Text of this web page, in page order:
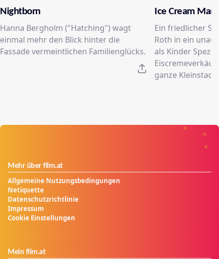
Nightborn
Hanna Bergholm ("Hatching") wagt
einmal mehr den Blick hinter die
Fassade vermeintlichen Familienglücks.
Ice Cream Man
Ein friedlicher
Roth in ein
als Kinder
ganze Kleinstadt
Mehr über film.at
Allgemeine Nutzungsbedingungen
Netiquette
Datenschutzrichtlinie
Impressum
Cookie Einstellungen
Mein film.at